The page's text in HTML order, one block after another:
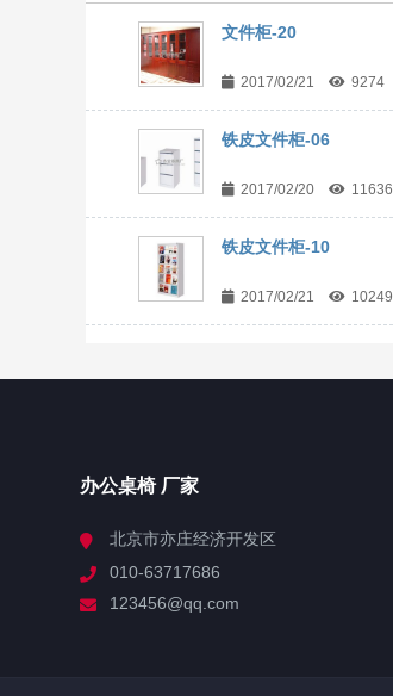
文件柜-20
2017/02/21 9274
铁皮文件柜-06
2017/02/20 11636
铁皮文件柜-10
2017/02/21 10249
办公桌椅 厂家
北京市亦庄经济开发区
010-63717686
123456@qq.com